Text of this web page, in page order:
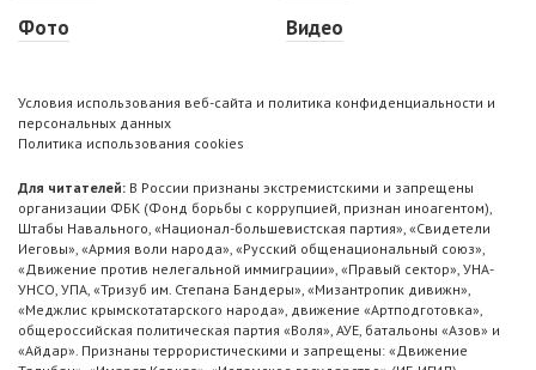
Фото
Видео
Условия использования веб-сайта и политика конфиденциальности и
персональных данных
Политика использования cookies
Для читателей: В России признаны экстремистскими и запрещены
организации ФБК (Фонд борьбы с коррупцией, признан иноагентом),
Штабы Навального, «Национал-большевистская партия», «Свидетели
Иеговы», «Армия воли народа», «Русский общенациональный союз»,
«Движение против нелегальной иммиграции», «Правый сектор», УНА-
УНСО, УПА, «Тризуб им. Степана Бандеры», «Мизантропик дивижн»,
«Меджлис крымскотатарского народа», движение «Артподготовка»,
общероссийская политическая партия «Воля», АУЕ, батальоны «Азов» и
«Айдар». Признаны террористическими и запрещены: «Движение